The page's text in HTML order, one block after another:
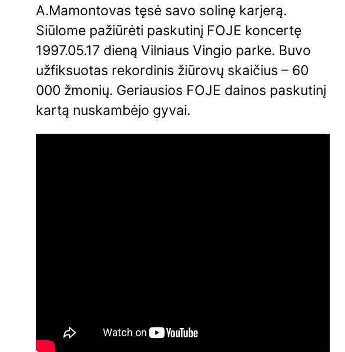
A.Mamontovas tęsė savo solinę karjerą.
Siūlome pažiūrėti paskutinį FOJE koncertę
1997.05.17 dieną Vilniaus Vingio parke. Buvo
užfiksuotas rekordinis žiūrovų skaičius – 60
000 žmonių. Geriausios FOJE dainos paskutinį
kartą nuskambėjo gyvai.